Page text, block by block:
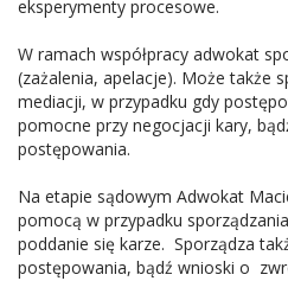
eksperymenty procesowe.
W ramach współpracy adwokat
(zażalenia, apelacje). Może także
mediacji, w przypadku gdy
pomocne przy negocjacji kary,
postępowania.
Na etapie sądowym Adwokat
pomocą w przypadku
poddanie się karze. Sporządza
postępowania, bądź wnioski o